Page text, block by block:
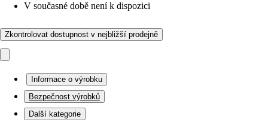
V současné době není k dispozici
Zkontrolovat dostupnost v nejbližší prodejně
Informace o výrobku
Bezpečnost výrobků
Další kategorie